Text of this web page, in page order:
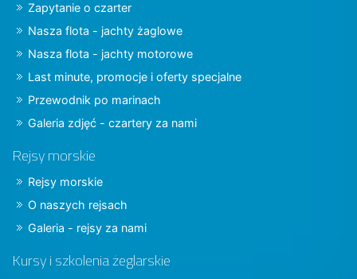
Zapytanie o czarter
Nasza flota - jachty żaglowe
Nasza flota - jachty motorowe
Last minute, promocje i oferty specjalne
Przewodnik po marinach
Galeria zdjęć - czartery za nami
Rejsy morskie
Rejsy morskie
O naszych rejsach
Galeria - rejsy za nami
Kursy i szkolenia żeglarskie